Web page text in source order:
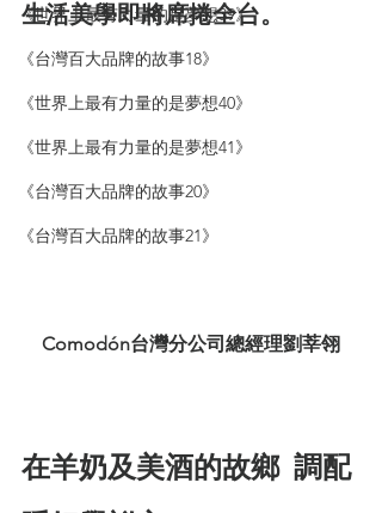
《世界上最有力量的是夢想39》
《台灣百大品牌的故事18》
《世界上最有力量的是夢想40》
《世界上最有力量的是夢想41》
《台灣百大品牌的故事20》
《台灣百大品牌的故事21》
生活美學即將席捲全台。
Comodón台灣分公司總經理劉莘翎
在羊奶及美酒的故鄉 調配